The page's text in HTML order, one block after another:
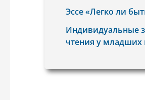
Эссе «Легко ли
Индивидуальные
чтения у